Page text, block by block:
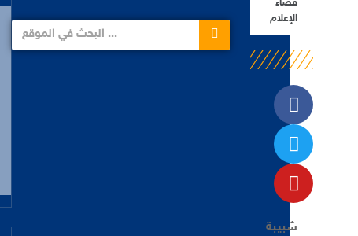
فضاء
الإعلام
شبيبة